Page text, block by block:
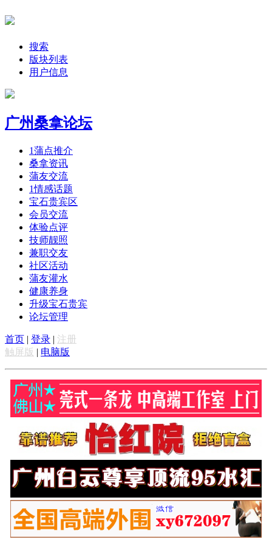
搜索
版块列表
用户信息
广州桑拿论坛
1蒲点推介
桑拿资讯
蒲友交流
1情感话题
宝石贵宾区
会员交流
体验点评
技师靓照
兼职交友
社区活动
蒲友灌水
健康养身
升级宝石贵宾
论坛管理
首页 | 登录 | 注册
触屏版 | 电脑版